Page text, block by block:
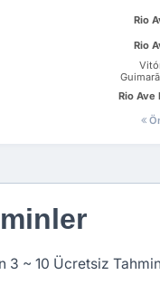
Rio
Rio
Rio Ave
~ 10 Ücretsiz